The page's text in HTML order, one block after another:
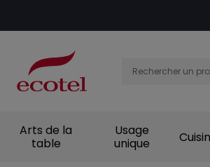
Arts de la
table
Usage
unique